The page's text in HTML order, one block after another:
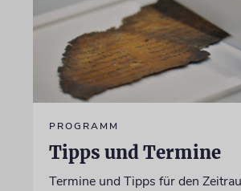
PROGRAMM
Tipps und Termine
Termine und Tipps für den